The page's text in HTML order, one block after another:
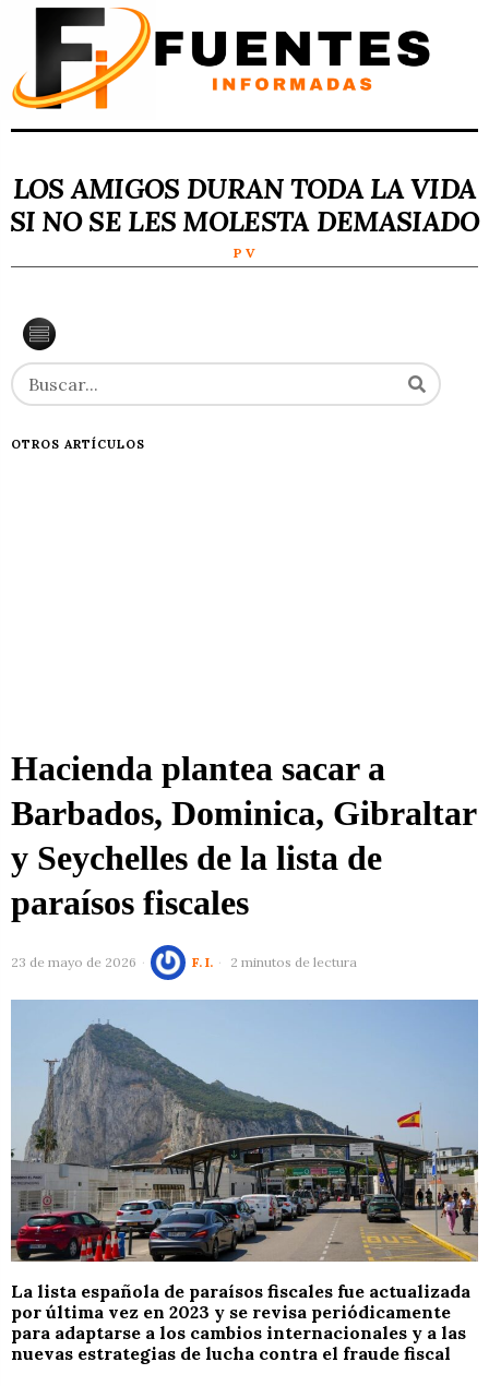
LOS AMIGOS DURAN TODA LA VIDA
SI NO SE LES MOLESTA DEMASIADO
P V
OTROS ARTÍCULOS
Hacienda plantea sacar a
Barbados, Dominica, Gibraltar
y Seychelles de la lista de
paraísos fiscales
23 de mayo de 2026 F. I. 2 minutos de lectura
La lista española de paraísos fiscales fue actualizada
por última vez en 2023 y se revisa periódicamente
para adaptarse a los cambios internacionales y a las
nuevas estrategias de lucha contra el fraude fiscal